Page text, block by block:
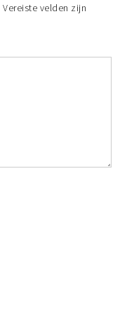
Vereiste velden zijn